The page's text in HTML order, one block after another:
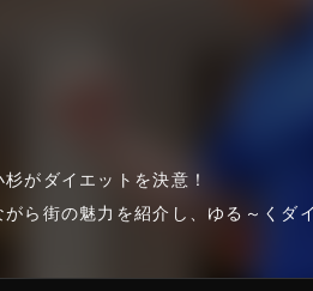
がダイエットを決意！
ら街の魅力を紹介し、ゆる～くダ